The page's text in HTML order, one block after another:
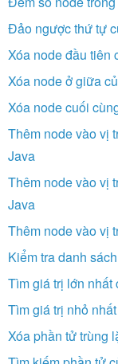
Đảo ngược thứ tự
Xóa node đầu tiên
Xóa node ở giữa
Xóa node cuối
Thêm node vào vị
Java
Thêm node vào vị
Java
Thêm node vào vị
Kiểm tra danh
Tìm giá trị lớn
Tìm giá trị nhỏ
Xóa phần tử trùng